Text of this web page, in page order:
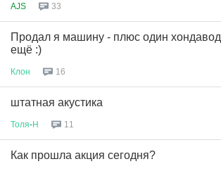
AJS 33
Продал я машину - плюс один хондавод
ещё :)
Клон 16
штатная акустика
Толя-Н 11
Как прошла акция сегодня?